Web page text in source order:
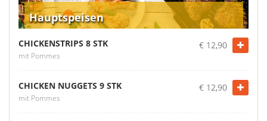
Hauptspeisen
CHICKENSTRIPS 8 STK
mit Pommes
€ 12,90
CHICKEN NUGGETS 9 STK
mit Pommes
€ 12,90